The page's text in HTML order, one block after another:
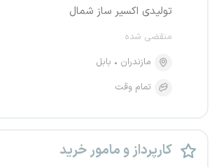
تولیدی اکسیر ساز شمال
منقضی شده
مازندران
بابل
تمام وقت
کارپرداز و مامور خرید